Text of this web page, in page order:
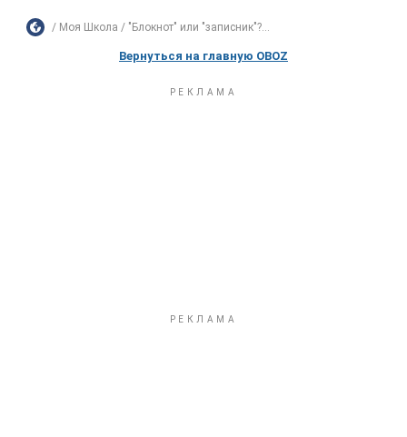
Моя Школа "Блокнот" или "записник"?...
Вернуться на главную OBOZ